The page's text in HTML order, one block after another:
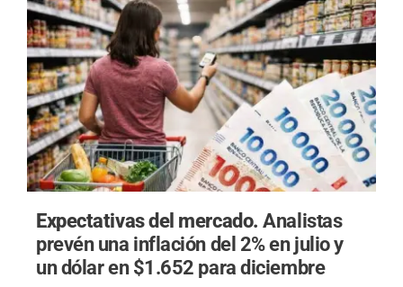
Expectativas del mercado.Analistas
prevén una inflación del 2% en julio y
un dólar en $1.652 para diciembre